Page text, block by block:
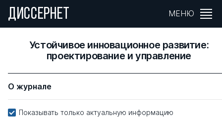
ДИССЕРНЕТ МЕНЮ
Устойчивое инновационное развитие:
проектирование и управление
О журнале
Показывать только актуальную информацию